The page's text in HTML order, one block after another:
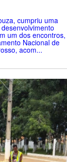
cumpriu uma
um dos encontros,
Nacional de
acom...